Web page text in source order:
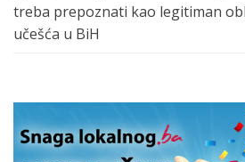
treba prepoznati kao legitiman
učešća u BiH